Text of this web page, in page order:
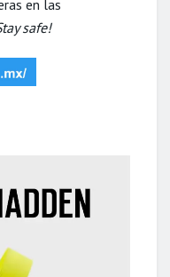
en las
safe!